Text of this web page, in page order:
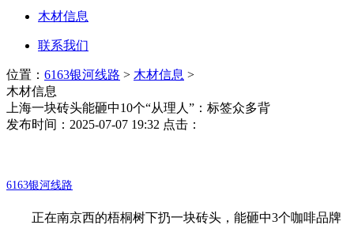
木材信息
联系我们
位置： 6163银河线路 > 木材信息 >
木材信息
上海一块砖头能砸中10个“从理人”：标签众多背
发布时间：2025-07-07 19:32 点击：
6163银河线路
正在南京西的梧桐树下扔一块砖头，能砸中3个咖啡品牌